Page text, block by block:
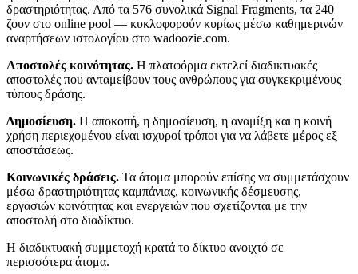
δραστηριότητας. Από τα 576 συνολικά Signal Fragments, τα 240
ζουν στο online pool — κυκλοφορούν κυρίως μέσω καθημερινών
αναρτήσεων ιστολογίου στο wadoozie.com.
Αποστολές κοινότητας. Η πλατφόρμα εκτελεί διαδικτυακές
αποστολές που ανταμείβουν τους ανθρώπους για συγκεκριμένους
τύπους δράσης.
Δημοσίευση. Η αποκοπή, η δημοσίευση, η αναμίξη και η κοινή
χρήση περιεχομένου είναι ισχυροί τρόποι για να λάβετε μέρος εξ
αποστάσεως.
Κοινωνικές δράσεις. Τα άτομα μπορούν επίσης να συμμετάσχουν
μέσω δραστηριότητας καμπάνιας, κοινωνικής δέσμευσης,
εργασιών κοινότητας και ενεργειών που σχετίζονται με την
αποστολή στο διαδίκτυο.
Η διαδικτυακή συμμετοχή κρατά το δίκτυο ανοιχτό σε
περισσότερα άτομα.